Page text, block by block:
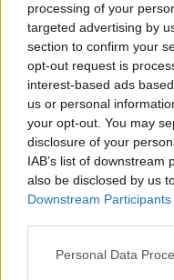
processing of your
targeted advertising by
section to confirm your
opt-out request is
interest-based ads
us or personal
your opt-out. You may
disclosure of your
IAB’s list of
also be disclosed by us
Downstream Participants
Personal Data
Minka
Minka
T.